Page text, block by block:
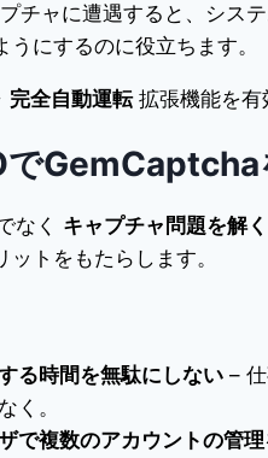
チャに遭遇すると、シス
にするのに役立ちます。
完全自動運転拡張機能を有
GemCaptcha
なく キャプチャ問題を解く
トをもたらします。
る時間を無駄にしない –
く。
で複数のアカウントの管理